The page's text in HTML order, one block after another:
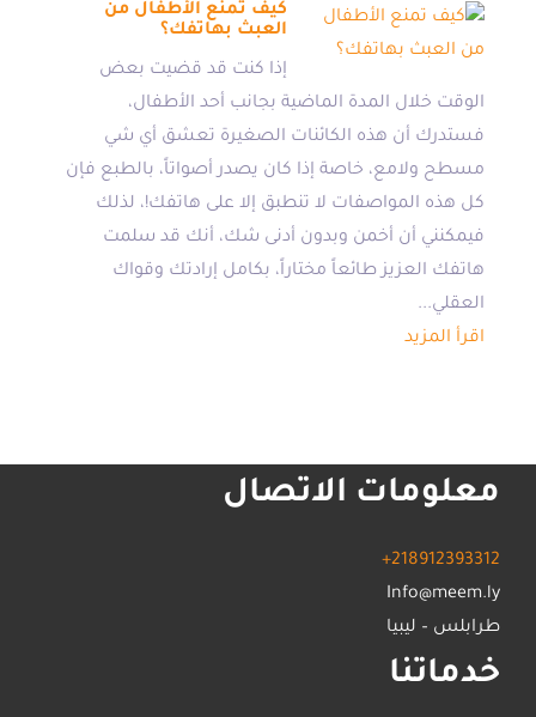
كيف تمنع الأطفال من
العبث بهاتفك؟
إذا كنت قد قضيت بعض
الوقت خلال المدة الماضية بجانب أحد الأطفال،
فستدرك أن هذه الكائنات الصغيرة تعشق أي شي
مسطح ولامع، خاصة إذا كان يصدر أصواتاً، بالطبع فإن
كل هذه المواصفات لا تنطبق إلا على هاتفك!، لذلك
فيمكنني أن أخمن وبدون أدنى شك، أنك قد سلمت
هاتفك العزيز طائعاً مختاراً، بكامل إرادتك وقواك
العقلي...
اقرأ المزيد
معلومات الاتصال
+218912393312
Info@meem.ly
طرابلس – ليبيا
خدماتنا